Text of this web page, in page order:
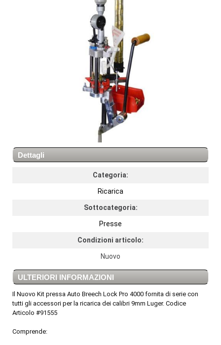
Dettagli
Categoria:
Ricarica
Sottocategoria:
Presse
Condizioni articolo:
Nuovo
ULTERIORI INFORMAZIONI
Il Nuovo Kit pressa Auto Breech Lock Pro 4000 fornita di serie con
tutti gli accessori per la ricarica dei calibri 9mm Luger. Codice
Articolo #91555
Comprende: